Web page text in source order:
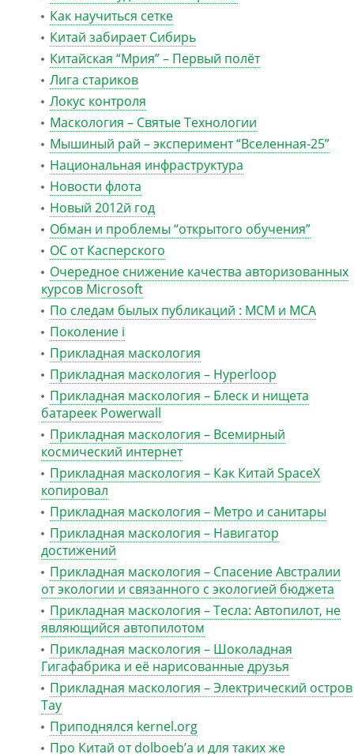
Как научиться сетке
Китай забирает Сибирь
Китайская “Мрия” – Первый полёт
Лига стариков
Локус контроля
Маскология – Святые Технологии
Мышиный рай – эксперимент “Вселенная-25”
Национальная инфраструктура
Новости флота
Новый 2012й год
Обман и проблемы “открытого обучения”
ОС от Касперского
Очередное снижение качества авторизованных
курсов Microsoft
По следам былых публикаций : MCM и MCA
Поколение i
Прикладная маскология
Прикладная маскология – Hyperloop
Прикладная маскология – Блеск и нищета
батареек Powerwall
Прикладная маскология – Всемирный
космический интернет
Прикладная маскология – Как Китай SpaceX
копировал
Прикладная маскология – Метро и санитары
Прикладная маскология – Навигатор
достижений
Прикладная маскология – Спасение Австралии
от экологии и связанного с экологией бюджета
Прикладная маскология – Тесла: Автопилот, не
являющийся автопилотом
Прикладная маскология – Шоколадная
Гигафабрика и её нарисованные друзья
Прикладная маскология – Электрический остров
Тау
Приподнялся kernel.org
Про Китай от dolboeb’а и для таких же